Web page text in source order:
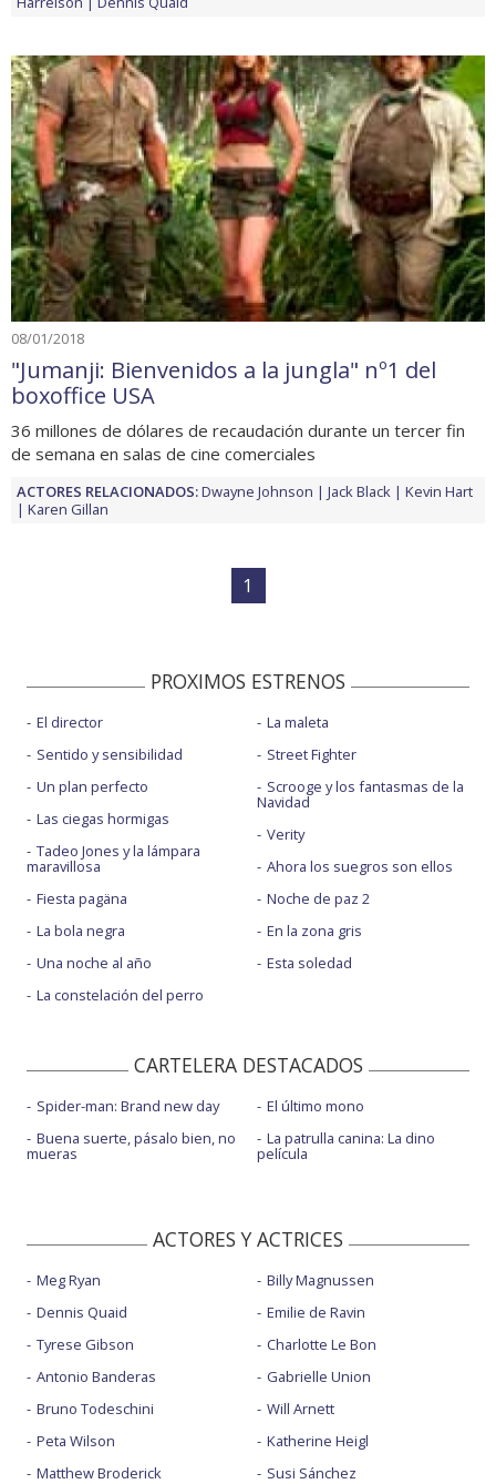
08/01/2018
"Jumanji: Bienvenidos a la jungla" nº1 del
boxoffice USA
36 millones de dólares de recaudación durante un tercer fin
de semana en salas de cine comerciales
ACTORES RELACIONADOS:Dwayne Johnson Jack Black
Kevin Hart
Karen Gillan
1
PROXIMOS ESTRENOS
El director
Sentido y sensibilidad
Un plan perfecto
Las ciegas hormigas
Tadeo Jones y la lámpara
maravillosa
Fiesta pagäna
La bola negra
Una noche al año
La constelación del perro
La maleta
Street Fighter
Scrooge y los fantasmas de la
Navidad
Verity
Ahora los suegros son ellos
Noche de paz 2
En la zona gris
Esta soledad
CARTELERA DESTACADOS
Spider-man: Brand new day
Buena suerte, pásalo bien, no
mueras
El último mono
La patrulla canina: La dino
película
ACTORES Y ACTRICES
Meg Ryan
Dennis Quaid
Tyrese Gibson
Antonio Banderas
Bruno Todeschini
Peta Wilson
Matthew Broderick
Billy Magnussen
Emilie de Ravin
Charlotte Le Bon
Gabrielle Union
Will Arnett
Katherine Heigl
Susi Sánchez